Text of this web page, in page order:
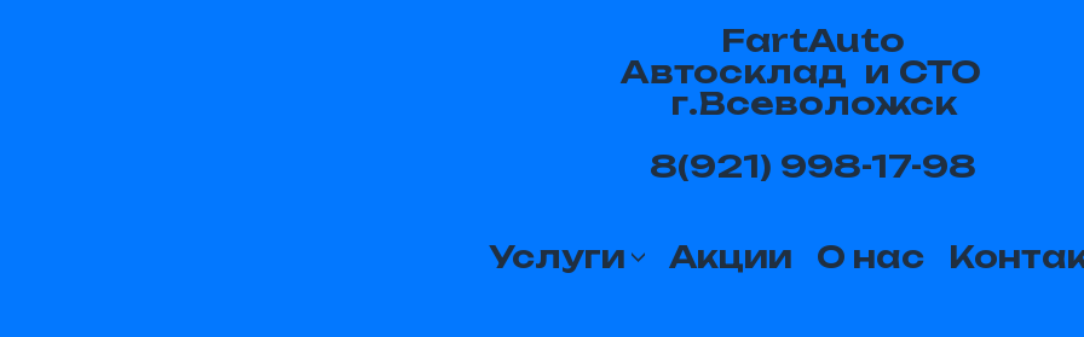
FartAuto
Автосклад и СТО
г.Всеволожск
8(921) 998-17-98
Услуги Акции О нас